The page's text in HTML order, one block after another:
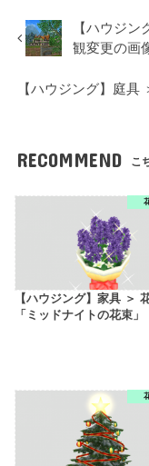
【ハウジ
観変更の画
【ハウジング】庭具
RECOMMEND こ
【ハウジング】家具 ＞
「ミッドナイトの花束」